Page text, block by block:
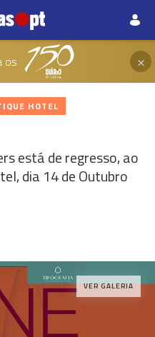
os ×
HOTEL
está de regresso, ao
dia 14 de Outubro
VER GALERIA